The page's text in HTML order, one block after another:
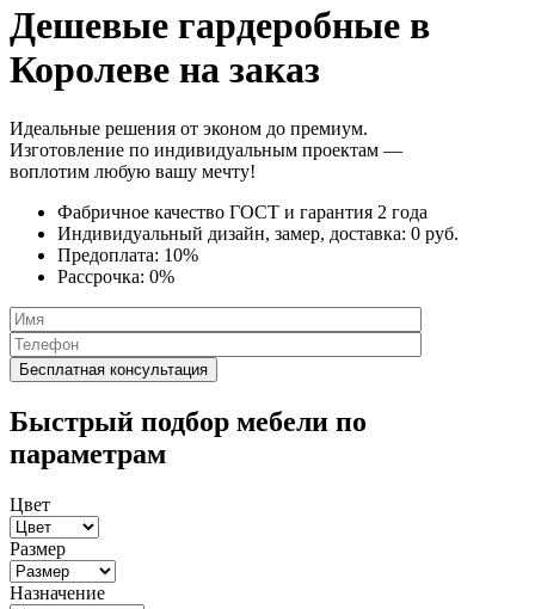
Дешевые гардеробные в
Королеве на заказ
Идеальные решения от эконом до премиум.
Изготовление по индивидуальным проектам —
воплотим любую вашу мечту!
Фабричное качество ГОСТ и гарантия 2 года
Индивидуальный дизайн, замер, доставка: 0 руб.
Предоплата: 10%
Рассрочка: 0%
Быстрый подбор мебели по
параметрам
Цвет
Размер
Назначение